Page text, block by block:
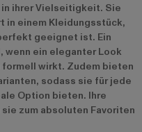
ihrer Vielseitigkeit. Sie
in einem Kleidungsstück,
geeignet ist. Ein
ein eleganter Look
wirkt. Zudem bieten
sodass sie für jede
Option bieten. Ihre
zum absoluten Favoriten